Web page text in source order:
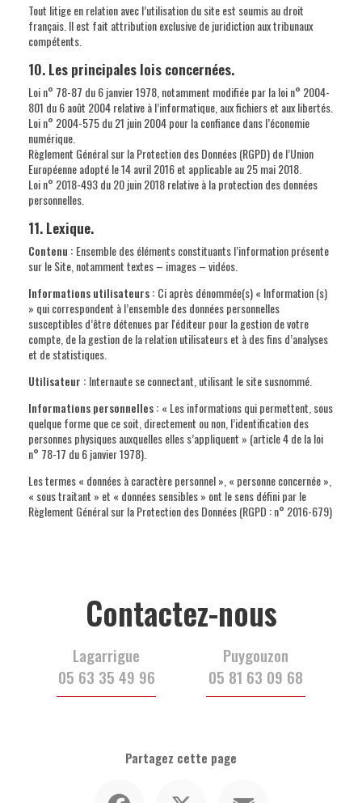
Tout litige en relation avec l’utilisation du site est soumis au droit
français. Il est fait attribution exclusive de juridiction aux tribunaux
compétents.
10. Les principales lois concernées.
Loi n° 78-87 du 6 janvier 1978, notamment modifiée par la loi n° 2004-
801 du 6 août 2004 relative à l’informatique, aux fichiers et aux libertés.
Loi n° 2004-575 du 21 juin 2004 pour la confiance dans l’économie
numérique.
Règlement Général sur la Protection des Données (RGPD) de l’Union
Européenne adopté le 14 avril 2016 et applicable au 25 mai 2018.
Loi n° 2018-493 du 20 juin 2018 relative à la protection des données
personnelles.
11. Lexique.
Contenu : Ensemble des éléments constituants l’information présente
sur le Site, notamment textes – images – vidéos.
Informations utilisateurs : Ci après dénommée(s) « Information (s)
» qui correspondent à l’ensemble des données personnelles
susceptibles d’être détenues par l'éditeur pour la gestion de votre
compte, de la gestion de la relation utilisateurs et à des fins d’analyses
et de statistiques.
Utilisateur : Internaute se connectant, utilisant le site susnommé.
Informations personnelles : « Les informations qui permettent, sous
quelque forme que ce soit, directement ou non, l’identification des
personnes physiques auxquelles elles s’appliquent » (article 4 de la loi
n° 78-17 du 6 janvier 1978).
Les termes « données à caractère personnel », « personne concernée »,
« sous traitant » et « données sensibles » ont le sens défini par le
Règlement Général sur la Protection des Données (RGPD : n° 2016-679)
Contactez-nous
Lagarrigue
05 63 35 49 96
Puygouzon
05 81 63 09 68
Partagez cette page